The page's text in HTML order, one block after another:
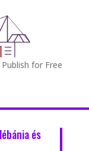
Publish for Free
és